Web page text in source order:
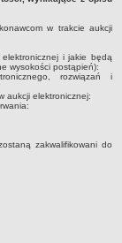
w trakcie aukcji
i jakie będą
wysokości postąpień):
rozwiązań i
aukcji elektronicznej:
zakwalifikowani do